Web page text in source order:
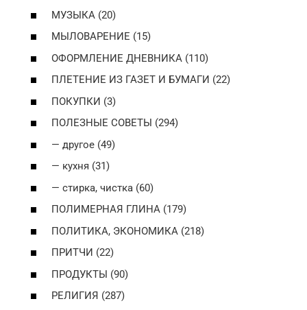
МУЗЫКА (20)
МЫЛОВАРЕНИЕ (15)
ОФОРМЛЕНИЕ ДНЕВНИКА (110)
ПЛЕТЕНИЕ ИЗ ГАЗЕТ И БУМАГИ (22)
ПОКУПКИ (3)
ПОЛЕЗНЫЕ СОВЕТЫ (294)
— другое (49)
— кухня (31)
— стирка, чистка (60)
ПОЛИМЕРНАЯ ГЛИНА (179)
ПОЛИТИКА, ЭКОНОМИКА (218)
ПРИТЧИ (22)
ПРОДУКТЫ (90)
РЕЛИГИЯ (287)